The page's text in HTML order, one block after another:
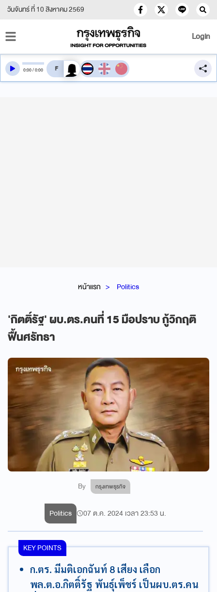
วันจันทร์ ที่ 10 สิงหาคม 2569
Login
หน้าแรก Politics
'กิตติ์รัฐ' ผบ.ตร.คนที่ 15 มือปราบ กู้วิกฤติ
ฟื้นศรัทธา
By กรุงเทพธุรกิจ
0:00/0:00 สลับเสียงอ่าน
Politics 07 ต.ค. 2024 เวลา 23:53 น.
KEY POINTS
ก.ตร. มีมติเอกฉันท์ 8 เสียง เลือก
พล.ต.อ.กิตติ์รัฐ พันธุ์เพ็ชร์ เป็นผบ.ตร.คน